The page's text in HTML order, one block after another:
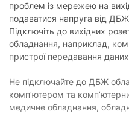
проблем із мережею на
подаватися напруга від
Підключіть до вихідних
обладнання, наприклад,
пристрої передавання
Не підключайте до ДБЖ
комп’ютером та
медичне обладнання,